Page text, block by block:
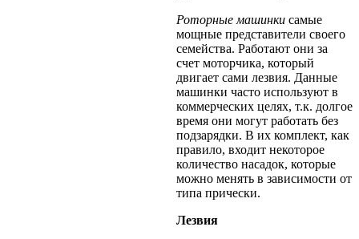
Роторные машинки самые
мощные представители своего
семейства. Работают они за
счет моторчика, который
двигает сами лезвия. Данные
машинки часто используют в
коммерческих целях, т.к. долгое
время они могут работать без
подзарядки. В их комплект, как
правило, входит некоторое
количество насадок, которые
можно менять в зависимости от
типа прически.
Лезвия